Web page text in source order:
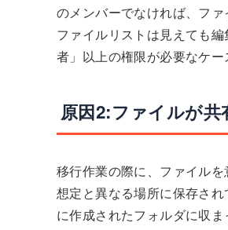
のメンバーでなければ、フ
ファイルリストは見えても
者」以上の権限が必要なケ
原因2:ファイルが
移行作業の際に、ファイル
想定と異なる場所に保存さ
に作成されたフォルダに収ま